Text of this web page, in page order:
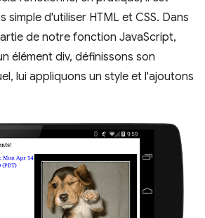
simple d'utiliser HTML et CSS. Dans
de notre fonction JavaScript,
élément div, définissons son
lui appliquons un style et l'ajoutons